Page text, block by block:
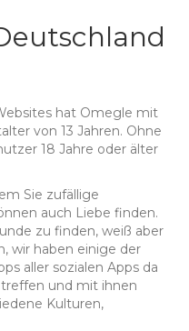
hat Omegle mit
von 13 Jahren. Ohne
18 Jahre oder älter
Sie zufällige
auch Liebe finden.
zu finden, weiß aber
wir haben einige der
aller sozialen Apps da
und mit ihnen
Kulturen,